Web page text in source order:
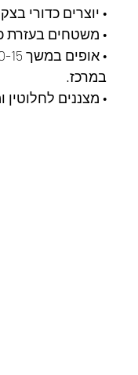
• יוצרים כדורי
• משטחים בעזרת
במרכז.
• מצננים לחלוטין